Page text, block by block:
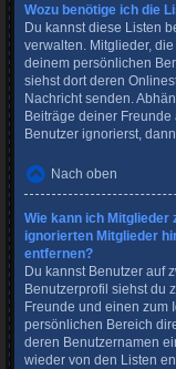
Wozu benötige ich die
Du kannst diese Listen
verwalten. Mitglieder,
deinem persönlichen
siehst dort deren
Nachricht senden.
Beiträge deiner
Benutzer ignorierst,
Nach oben
Wie kann ich Mitglieder
ignorierten Mitglieder
entfernen?
Du kannst Benutzer auf
Benutzerprofil siehst du
Freunde und einen zum
persönlichen Bereich
deren Benutzernamen
wieder von den Listen